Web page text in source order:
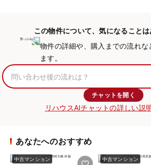
この物件について、気になることは
物件の詳細や、購入までの流れな
ます。
チャットを開く
リハウスAIチャットの詳しい説
あなたへのおすすめ
中古マンション 中古マンション